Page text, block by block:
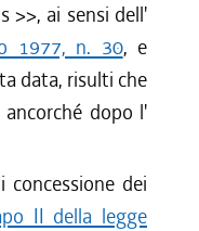
>>, ai sensi dell'
1977, n. 30, e
data, risulti che
dopo l'
dei
II della legge